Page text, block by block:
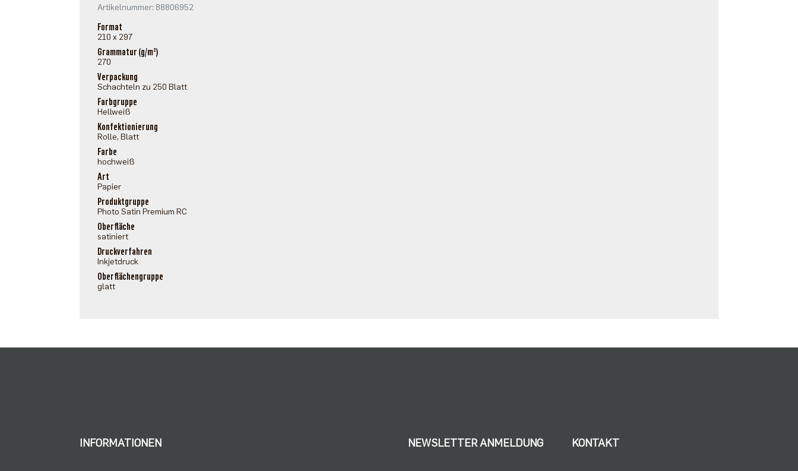
Artikelnummer: 88806952
Format
210 x 297
Grammatur (g/m²)
270
Verpackung
Schachteln zu 250 Blatt
Farbgruppe
Hellweiß
Konfektionierung
Rolle, Blatt
Farbe
hochweiß
Art
Papier
Produktgruppe
Photo Satin Premium RC
Oberfläche
satiniert
Druckverfahren
Inkjetdruck
Oberflächengruppe
glatt
INFORMATIONEN NEWSLETTER ANMELDUNG KONTAKT